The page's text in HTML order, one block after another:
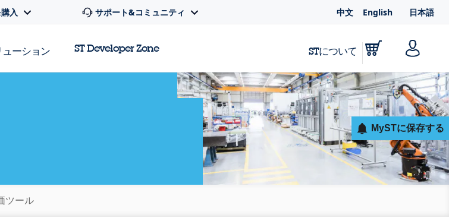
入 サポート&コミュニティ 中文 English 日本語
ューション ST Developer Zone STについて
MySTに保存する
ツール